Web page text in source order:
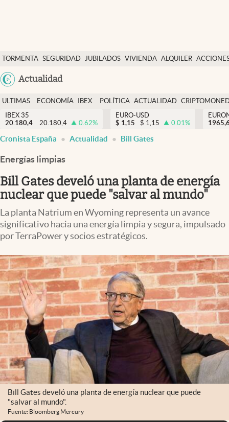
TORMENTA SEGURIDAD JUBILADOS VIVIENDA ALQUILER
USA
Actualidad
Economía y finanzas
Política
Actualidad
Criptomonedas
España
ULTIMAS
NOTICIAS
ECONOMÍA
FINANZAS
IBEX
EURO
POLÍTICA ACTUALIDAD
IBEX 35
20.180,4
20.180,4 0.62%
EURO-USD
$ 1,15 $ 1,15 0.01%
Cronista España Actualidad Bill Gates
Energías limpias
Bill Gates develó una planta de energía
nuclear que puede "salvar al mundo"
La planta Natrium en Wyoming representa un avance
significativo hacia una energía limpia y segura, impulsado
por TerraPower y socios estratégicos.
Bill Gates develó una planta de energía nuclear que puede
"salvar al mundo".
Fuente: Bloomberg Mercury